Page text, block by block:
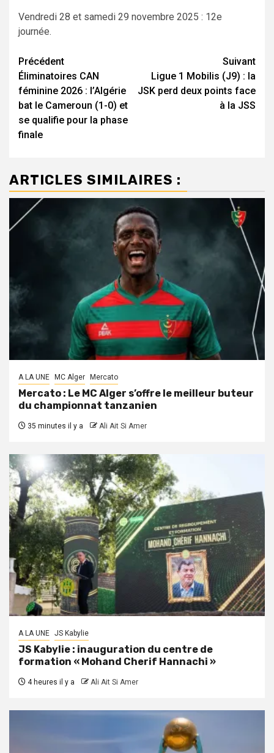
Vendredi 28 et samedi 29 novembre 2025 : 12e
journée.
Navigation
d’article
Précédent
Éliminatoires CAN
féminine 2026 : l’Algérie
bat le Cameroun (1-0) et
se qualifie pour la phase
finale
Suivant
Ligue 1 Mobilis (J9) : la
JSK perd deux points face
à la JSS
ARTICLES SIMILAIRES :
A LA UNE MC Alger Mercato
Mercato : Le MC Alger s’offre le meilleur buteur
du championnat tanzanien
35 minutes il y a Ali Ait Si Amer
A LA UNE JS Kabylie
JS Kabylie : inauguration du centre de
formation « Mohand Cherif Hannachi »
4 heures il y a Ali Ait Si Amer